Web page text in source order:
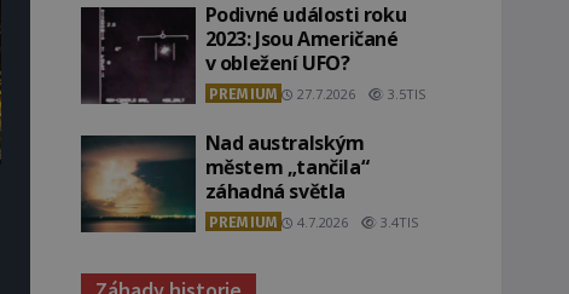
Podivné události roku
2023: Jsou Američané
v obležení UFO?
PREMIUM 27.7.2026 3.5TIS
Nad australským
městem „tančila“
záhadná světla
PREMIUM 4.7.2026 3.4TIS